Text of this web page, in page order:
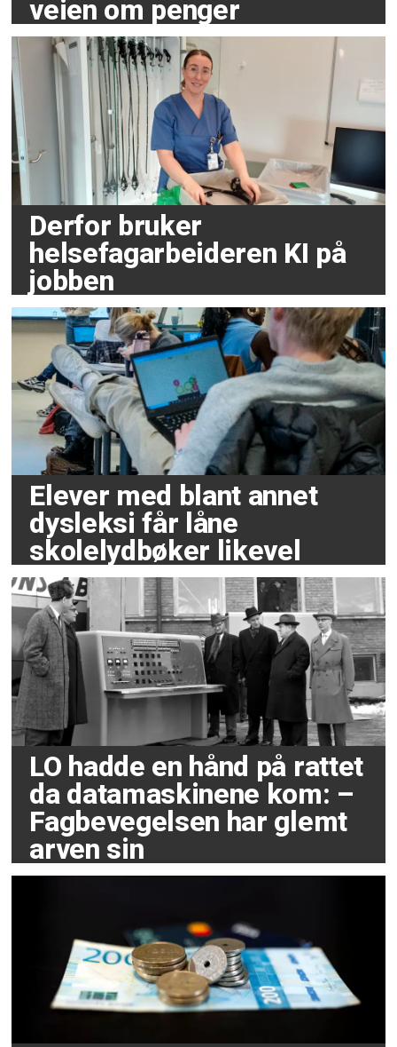
veien om penger
Derfor bruker
helsefagarbeideren KI på
jobben
Elever med blant annet
dysleksi får låne
skolelydbøker likevel
LO hadde en hånd på rattet
da datamaskinene kom: –
Fagbevegelsen har glemt
arven sin